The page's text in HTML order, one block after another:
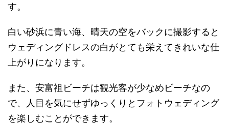
す。
白い砂浜に青い海、 晴天の空をバックに撮影すると
ウェディングドレスの白がとても栄えてきれいな仕
上がりになります。
また、安富祖ビーチは観光客が少なめビーチなの
で、
人目を気にせずゆっくりとフォトウェディング
を楽しむことができ ます。